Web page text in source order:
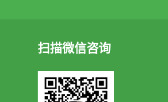
扫描微信咨询